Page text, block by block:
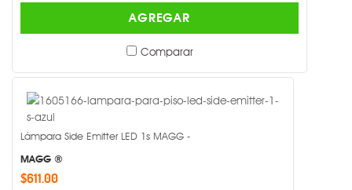
AGREGAR
Comparar
Lámpara Side Emitter LED 1s MAGG -
MAGG ®
$611.00